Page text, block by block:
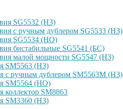
SG5532 (НЗ)
с ручным дублером SG5533 (НЗ)
SG5534 (НО)
бистабильные SG5541 (БС)
малой мощности SG5547 (НЗ)
SM5563 (НЗ)
с ручным дублером SM5563M (НЗ)
SM5564 (НО)
коллектор SM8863
SM3360 (НЗ)